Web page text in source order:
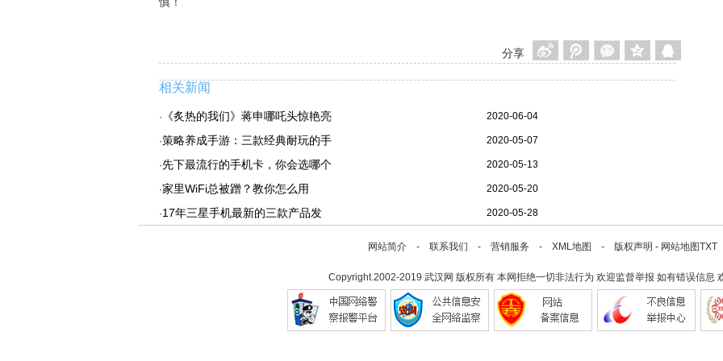
分享
相关新闻
2020-06-04
· 《炙热的我们》蒋申哪吒头惊艳亮
2020-05-07
·策略养成手游：三款经典耐玩的手
2020-05-13
·先下最流行的手机卡，你会选哪个
2020-05-20
·家里WiFi总被蹭？教你怎么用
2020-05-28
·17年三星手机最新的三款产品发
网站简介- 联系我们 - 营销服务 - XML地图 - 版权声明 - 网站地图TXT
Copyright.2002-2019 武汉网 版权所有 本网拒绝一切非法行为 欢迎监督举报 如有错误信息